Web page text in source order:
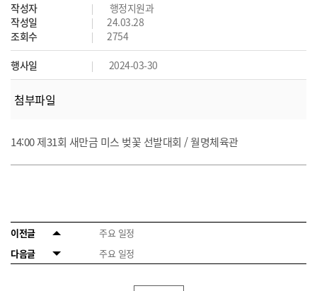
작성자
행정지원과
작성일
24.03.28
조회수
2754
행사일 2024-03-30
첨부파일
14:00 제31회 새만금 미스 벚꽃 선발대회 / 월명체육관
이전글
주요 일정
다음글
주요 일정